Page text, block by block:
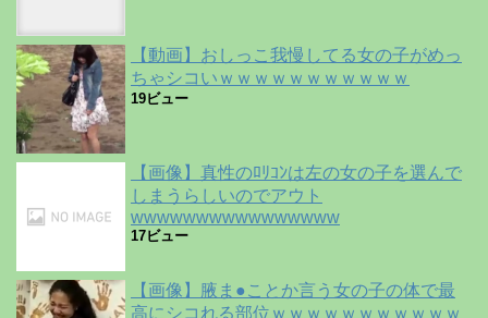
【動画】おしっこ我慢してる女の子がめっ
ちゃシコいｗｗｗｗｗｗｗｗｗｗｗ
19ビュー
【画像】真性のﾛﾘｺﾝは左の女の子を選んで
しまうらしいのでアウト
wwwwwwwwwwwwwwww
17ビュー
【画像】腋ま●ことか言う女の子の体で最
高にシコれる部位ｗｗｗｗｗｗｗｗｗｗｗ